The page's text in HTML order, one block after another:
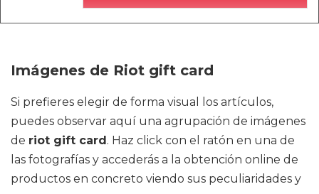
Imágenes de Riot gift card
Si prefieres elegir de forma visual los artículos,
puedes observar aquí una agrupación de imágenes
de riot gift card. Haz click con el ratón en una de
las fotografías y accederás a la obtención online de
productos en concreto viendo sus peculiaridades y